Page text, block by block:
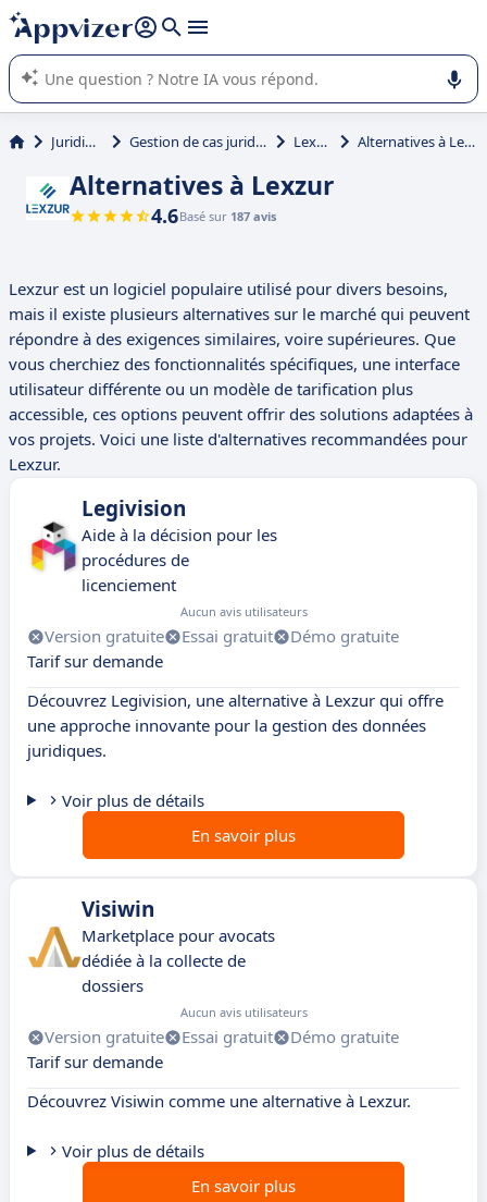
répondre (plusieurs lignes avec
L'IA de Appvizer vous guide dans l'utilisation ou la sélection de
logiciel SaaS en entreprise.
Juridique Gestion de cas juridique Lexzur Alternatives à Lexzur
Alternatives à Lexzur
4.6Basé sur 187 avis
Lexzur est un logiciel populaire utilisé pour divers besoins,
mais il existe plusieurs alternatives sur le marché qui peuvent
répondre à des exigences similaires, voire supérieures. Que
vous cherchiez des fonctionnalités spécifiques, une interface
utilisateur différente ou un modèle de tarification plus
accessible, ces options peuvent offrir des solutions adaptées à
vos projets. Voici une liste d'alternatives recommandées pour
Lexzur.
Legivision
Aide à la décision pour les
procédures de
licenciement
Aucun avis utilisateurs
Version gratuite Essai gratuit
Démo gratuite
Tarif sur demande
Découvrez Legivision, une alternative à Lexzur qui offre
une approche innovante pour la gestion des données
juridiques.
Voir plus de détails
En savoir plus
Visiwin
Marketplace pour avocats
dédiée à la collecte de
dossiers
Aucun avis utilisateurs
Version gratuite Essai gratuit
Démo gratuite
Tarif sur demande
Découvrez Visiwin comme une alternative à Lexzur.
Voir plus de détails
En savoir plus